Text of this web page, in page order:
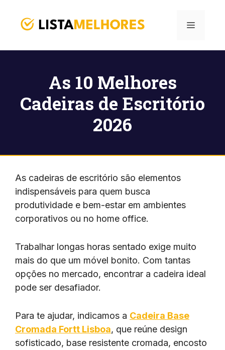
Menu
As 10 Melhores
Cadeiras de Escritório
2026
As cadeiras de escritório são elementos
indispensáveis para quem busca
produtividade e bem-estar em ambientes
corporativos ou no home office.
Trabalhar longas horas sentado exige muito
mais do que um móvel bonito. Com tantas
opções no mercado, encontrar a cadeira ideal
pode ser desafiador.
Para te ajudar, indicamos a Cadeira Base
Cromada Fortt Lisboa, que reúne design
sofisticado, base resistente cromada, encosto